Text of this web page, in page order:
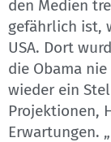
den Medien
gefährlich ist,
USA. Dort
die Obama
wieder ein
Projektionen,
Erwartungen.